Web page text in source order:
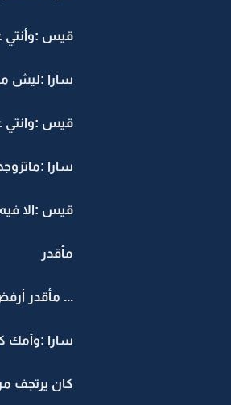
قيس :وأنتي
سارا :ليش
قيس :وانتي
سارا
قيس :الا فيه
مأقدر
... مأقدر
سارا :وأمك
كان يرتجف